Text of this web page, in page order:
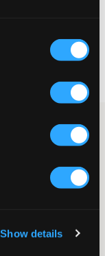
Show details
Farbe. Das
Innensohle sowie
für erhöhte
beträgt 2